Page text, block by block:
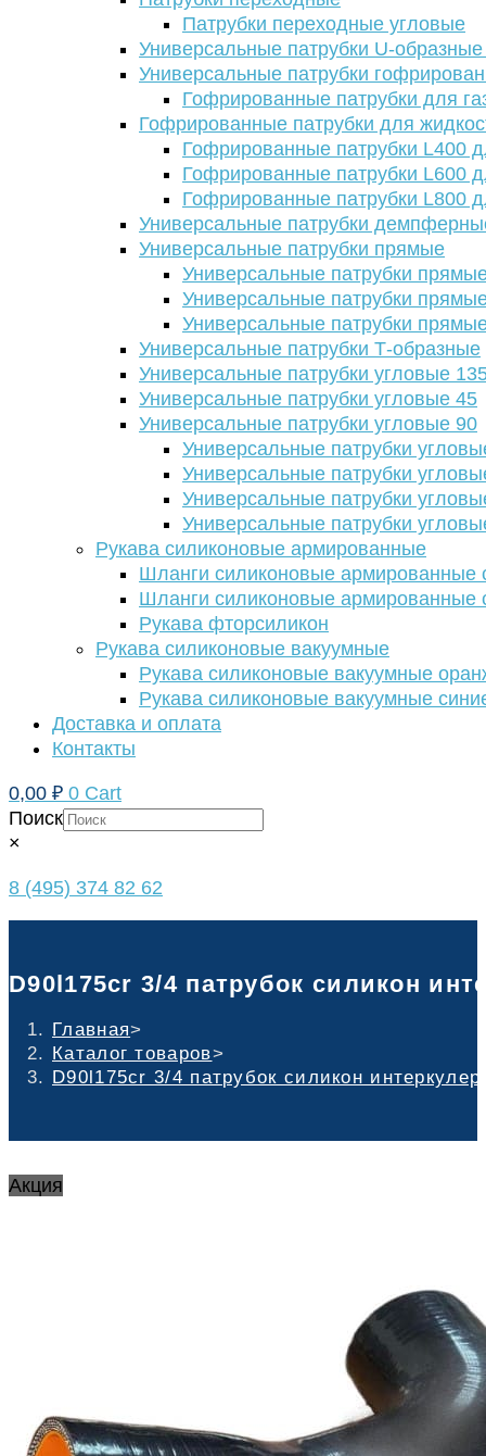
Патрубки переходные угловые
Универсальные патрубки U-
Универсальные патрубки
Гофрированные патрубки для
Гофрированные патрубки для
Гофрированные патрубки L400
Гофрированные патрубки L600
Гофрированные патрубки L800
Универсальные патрубки
Универсальные патрубки прямые
Универсальные патрубки
Универсальные патрубки
Универсальные патрубки
Универсальные патрубки Т-образные
Универсальные патрубки угловые
Универсальные патрубки угловые 45
Универсальные патрубки угловые 90
Универсальные патрубки
Универсальные патрубки
Универсальные патрубки
Универсальные патрубки
Рукава силиконовые армированные
Шланги силиконовые армированные
Шланги силиконовые армированные
Рукава фторсиликон
Рукава силиконовые вакуумные
Рукава силиконовые вакуумные
Рукава силиконовые вакуумные
Доставка и оплата
Контакты
0,00 ₽ 0 Cart
Поиск
×
8 (495) 374 82 62
D90l175cr 3/4 патрубок силикон
Главная>
Каталог товаров>
D90l175cr 3/4 патрубок силикон
Акция